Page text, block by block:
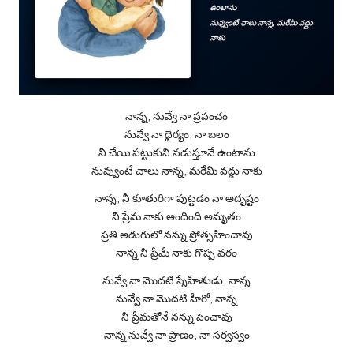
నాన్న, నువ్వే నా ప్రపంచం
నువ్వే నా ధైర్యం, నా బలం
నీ చేయి పట్టుకుని నడుస్తూనే ఉంటాను
నువ్వుంటే చాలు నాన్న, మరేమీ వద్దు నాకు
నాన్న, నీ కూతురిగా పుట్టడం నా అదృష్టం
నీ ప్రేమ నాకు అందింది అమృతం
ప్రతి అడుగులో నన్ను ప్రోత్సహించావు
నాన్న నీ ప్రేమే నాకు గొప్ప వరం
నువ్వే నా మొదటి స్నేహితుడు, నాన్న
నువ్వే నా మొదటి హీరో, నాన్న
నీ ప్రేమతోనే నన్ను పెంచావు
నాన్న నువ్వే నా ప్రాణం, నా సర్వస్వం